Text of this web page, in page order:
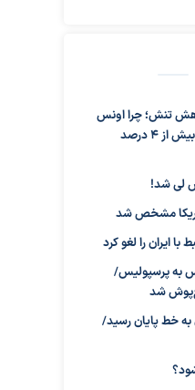
تنش؛ چرا اونس
جهانی برخلاف انتظار بیش از ۴ درصد
لی شد!
مشخص شد
با ایران را لغو کرد
به پرسپولیس/
شد
به خط پایان رسید/